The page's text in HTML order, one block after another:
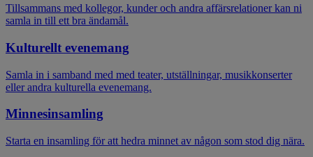
Tillsammans med kollegor, kunder och andra affärsrelationer kan ni
samla in till ett bra ändamål.
Kulturellt evenemang
Samla in i samband med med teater, utställningar, musikkonserter
eller andra kulturella evenemang.
Minnesinsamling
Starta en insamling för att hedra minnet av någon som stod dig nära.